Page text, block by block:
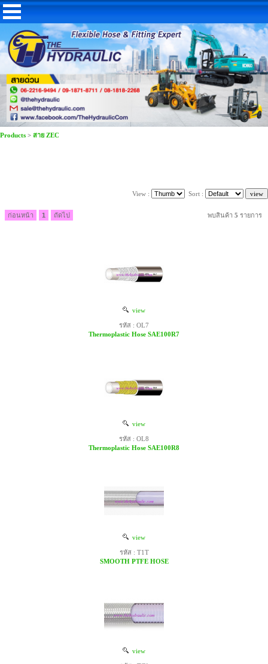
Products > สาย ZEC
View : Sort :
ก่อนหน้า 1 ถัดไป พบสินค้า 5 รายการ
view
รหัส : OL7
Thermoplastic Hose SAE100R7
view
รหัส : OL8
Thermoplastic Hose SAE100R8
view
รหัส : T1T
SMOOTH PTFE HOSE
view